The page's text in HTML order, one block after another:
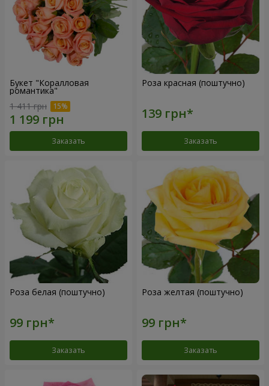
Букет "Коралловая
романтика"
1 411 грн
Заказать
Роза красная (поштучно)
Заказать
Роза белая (поштучно)
Заказать
Роза желтая (поштучно)
Заказать